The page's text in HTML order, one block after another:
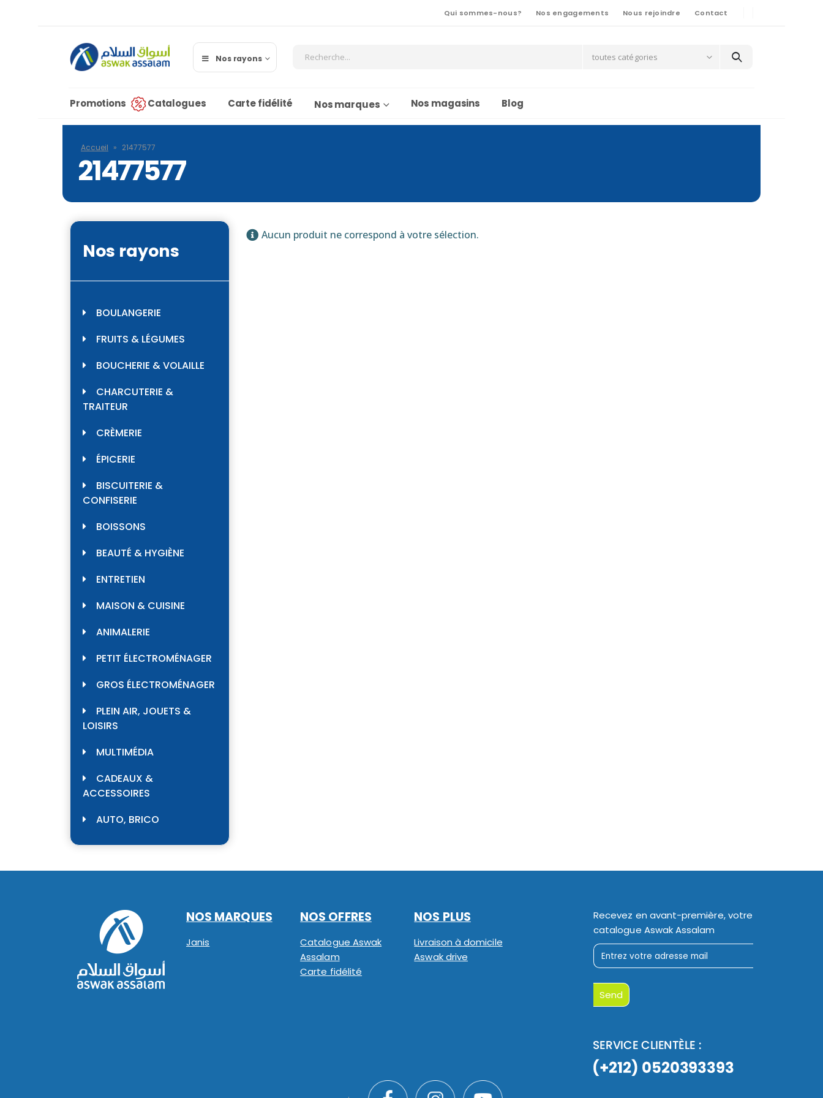
Qui sommes-nous? Nos engagements Nous rejoindre Contact
Nos rayons toutes catégories
Promotions Catalogues Carte fidélité Nos marques Nos magasins Blog
Accueil » 21477577
21477577
Aucun produit ne correspond à votre sélection.
Nos rayons
BOULANGERIE
FRUITS & LÉGUMES
BOUCHERIE & VOLAILLE
CHARCUTERIE &
TRAITEUR
CRÈMERIE
ÉPICERIE
BISCUITERIE &
CONFISERIE
BOISSONS
BEAUTÉ & HYGIÈNE
ENTRETIEN
MAISON & CUISINE
ANIMALERIE
PETIT ÉLECTROMÉNAGER
GROS ÉLECTROMÉNAGER
PLEIN AIR, JOUETS &
LOISIRS
MULTIMÉDIA
CADEAUX &
ACCESSOIRES
AUTO, BRICO
NOS MARQUES
Janis
NOS OFFRES
Catalogue Aswak
Assalam
Carte fidélité
NOS PLUS
Livraison à domicile
Aswak drive
Recevez en avant-première, votre
catalogue Aswak Assalam